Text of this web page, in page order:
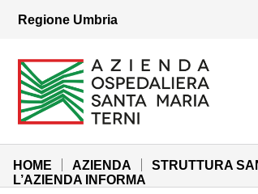
Vai al menu di navigazione
Regione Umbria
Azienda Ospedaliera Santa Maria di
Sito Istituzionale
HOME AZIENDA STRUTTURA
L’AZIENDA INFORMA